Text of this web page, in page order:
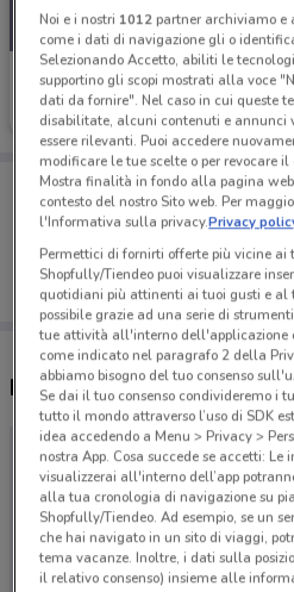
Velux
Scade il 31/12
Porta DoveConviene
Puoi trovare le migliori
salvarle e creare la tua
Negozi Velux a Campi
Noi e i nostri 1012partner archiviamo e
come i dati di navigazione gli o
Selezionando Accetto, abiliti le
supportino gli scopi mostrati alla voce
dati da fornire". Nel caso in cui queste
disabilitate, alcuni contenuti e annunci
essere rilevanti. Puoi accedere
modificare le tue scelte o per revocare
Mostra finalità in fondo alla pagina
contesto del nostro Sito web. Per
l'Informativa sulla privacy.Privacy
Permettici di fornirti offerte più vicine ai
Shopfully/Tiendeo puoi visualizzare
quotidiani più attinenti ai tuoi gusti e al
possibile grazie ad una serie di
tue attività all'interno dell'applicazione
come indicato nel paragrafo 2 della
abbiamo bisogno del tuo consenso
Se dai il tuo consenso condivideremo i
tutto il mondo attraverso l’uso di SDK
idea accedendo a Menu > Privacy >
nostra App. Cosa succede se accetti: Le
visualizzerai all'interno dell’app
alla tua cronologia di navigazione su
Shopfully/Tiendeo. Ad esempio, se un
che hai navigato in un sito di viaggi,
tema vacanze. Inoltre, i dati sulla
il relativo consenso) insieme alle